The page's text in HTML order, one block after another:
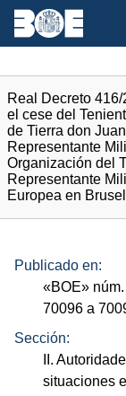
Real Decreto
el cese del
de Tierra don
Representante
Organización del
Representante
Europea en
Publicado en:
«BOE» núm.
70096 a
Sección:
II.
situaciones